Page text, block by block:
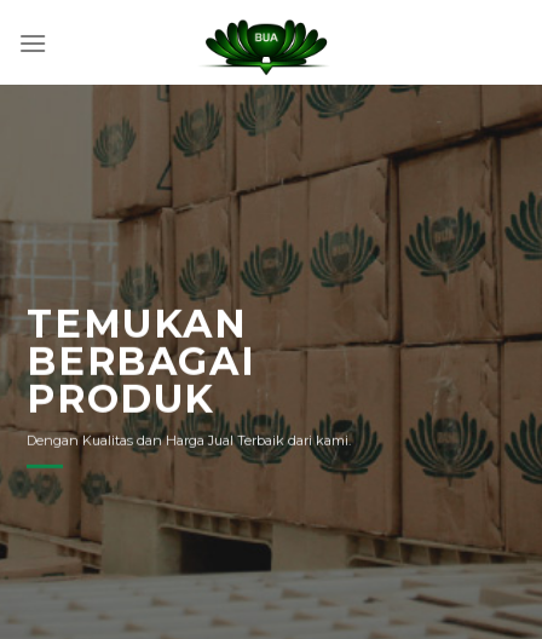
TEMUKAN
BERBAGAI
PRODUK
Dengan Kualitas dan Harga Jual Terbaik dari kami.